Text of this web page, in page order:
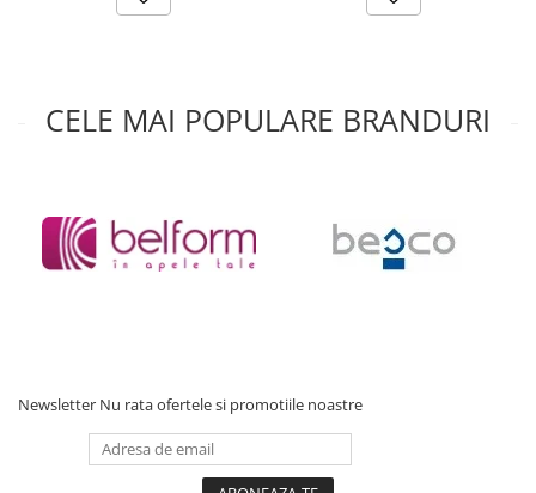
CELE MAI POPULARE BRANDURI
Newsletter Nu rata ofertele si promotiile noastre